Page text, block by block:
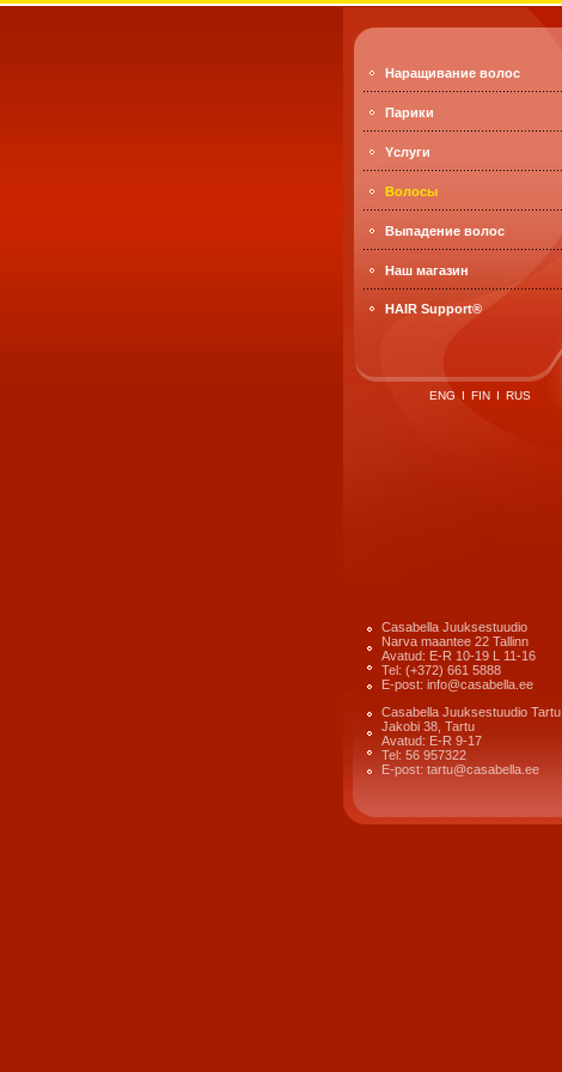
Наращивание волос
Парики
Yслуги
Bолосы
Выпадение волос
Наш магазин
HAIR Support®
ENG I FIN I RUS
Casabella Juuksestuudio
Narva maantee 22 Tallinn
Avatud: E-R 10-19 L 11-16
Tel: (+372) 661 5888
E-post: info@casabella.ee
Casabella Juuksestuudio Tartu
Jakobi 38, Tartu
Avatud: E-R 9-17
Tel: 56 957322
E-post: tartu@casabella.ee